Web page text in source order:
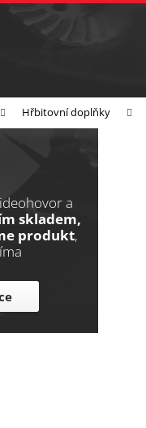
Hřbitovní doplňky
a
skladem,
produkt,